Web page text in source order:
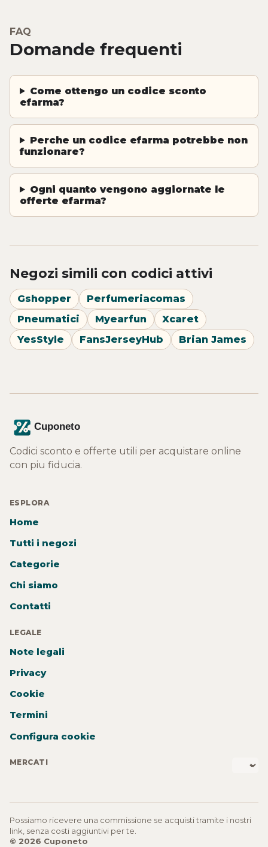
FAQ
Domande frequenti
Come ottengo un codice sconto
efarma?
Perche un codice efarma potrebbe non
funzionare?
Ogni quanto vengono aggiornate le
offerte efarma?
Negozi simili con codici attivi
Gshopper
Perfumeriacomas
Pneumatici
Myearfun
Xcaret
YesStyle
FansJerseyHub Brian James
Codici sconto e offerte utili per acquistare online
con piu fiducia.
ESPLORA
Home
Tutti i negozi
Categorie
Chi siamo
Contatti
LEGALE
Note legali
Privacy
Cookie
Termini
Configura cookie
MERCATI
Possiamo ricevere una commissione se acquisti tramite i nostri
link, senza costi aggiuntivi per te.
© 2026 Cuponeto